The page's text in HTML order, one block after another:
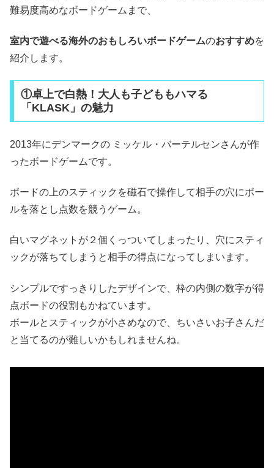
難易度高めなボードゲームまで、
室内で遊べる海外のおもしろいボードゲームのおすすめを
紹介します。
①卓上で白熱！大人も子どももハマる
「KLASK」の魅力
2013年にデンマークの ミッケル・バーテルセンさんが作
ったボードゲームです。
ボードの上のスティックを磁石で操作して相手の穴にボー
ルを落とし点数を競うゲーム。
白いマグネットが２個くっついてしまったり、穴にスティ
ックが落ちてしまうと相手の得点になってしまいます。
シンプルですっきりしたデザインで、枠の内側の数字が得
点ボードの役割もかねています。
ボールとスティックが小さめなので、ちいさいお子さんだ
と当てるのが難しいかもしれませんね。